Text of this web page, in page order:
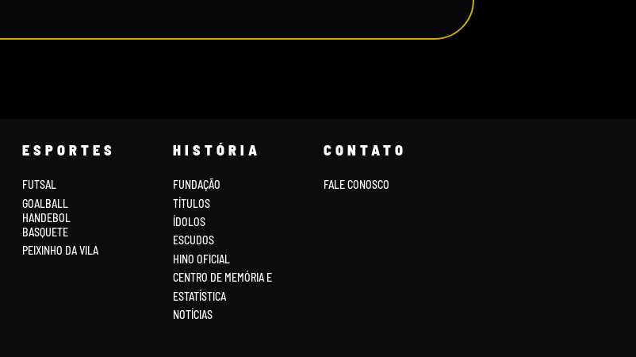
ESPORTES
FUTSAL
GOALBALL
HANDEBOL
BASQUETE
PEIXINHO DA VILA
HISTÓRIA
FUNDAÇÃO
TÍTULOS
ÍDOLOS
ESCUDOS
HINO OFICIAL
CENTRO DE MEMÓRIA E
ESTATÍSTICA
NOTÍCIAS
CONTATO
FALE CONOSCO